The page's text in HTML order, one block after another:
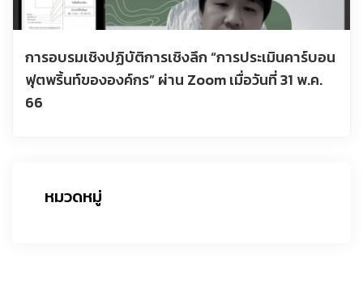
การอบรมเชิงปฏิบัติการเชิงลึก “การประเมินคาร์บอน
ฟุตพริ้นท์ขององค์กร” ผ่าน Zoom เมื่อวันที่ 31 พ.ค.
66
หมวดหมู่